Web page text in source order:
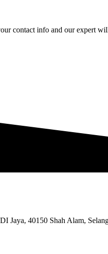
contact info and our expert
Jaya, 40150 Shah Alam,